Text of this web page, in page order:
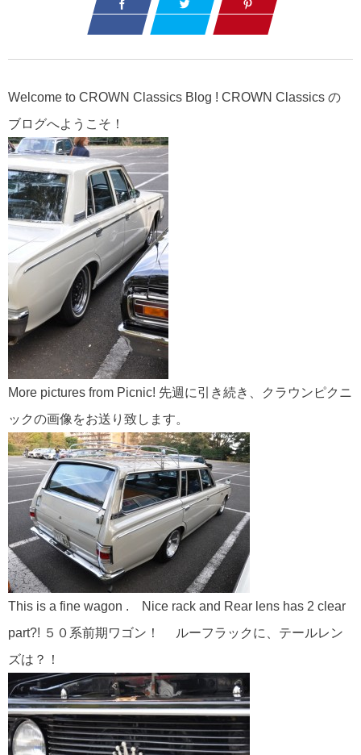
Welcome to CROWN Classics Blog ! CROWN Classics の
ブログへようこそ！
More pictures from Picnic! 先週に引き続き、クラウンピクニ
ックの画像をお送り致します。
This is a fine wagon . Nice rack and Rear lens has 2 clear
part?! ５０系前期ワゴン！ ルーフラックに、テールレン
ズは？！